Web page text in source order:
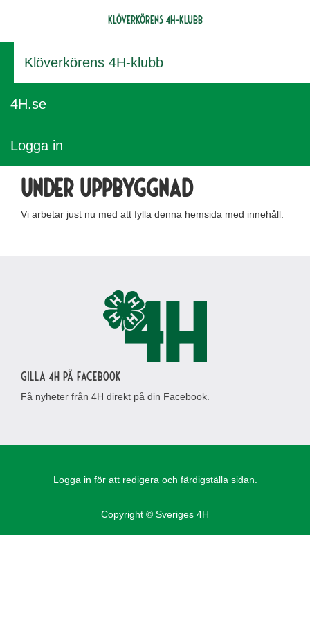
Klöverkörens 4H-klubb
Klöverkörens 4H-klubb
4H.se
Logga in
Under uppbyggnad
Vi arbetar just nu med att fylla denna hemsida med innehåll.
Gilla 4H på Facebook
Få nyheter från 4H direkt på din Facebook.
Logga in för att redigera och färdigställa sidan.
Copyright © Sveriges 4H